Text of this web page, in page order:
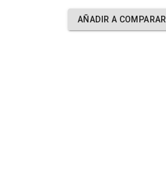
AÑADIR A COMPARAR